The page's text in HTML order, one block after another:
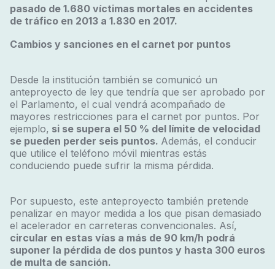
pasado de 1.680 víctimas mortales en accidentes
de tráfico en 2013 a 1.830 en 2017.
Cambios y sanciones en el carnet por puntos
Desde la institución también se comunicó un
anteproyecto de ley que tendría que ser aprobado por
el Parlamento, el cual vendrá acompañado de
mayores restricciones para el carnet por puntos. Por
ejemplo, si se supera el 50 % del límite de velocidad
se pueden perder seis puntos. Además, el conducir
que utilice el teléfono móvil mientras estás
conduciendo puede sufrir la misma pérdida.
Por supuesto, este anteproyecto también pretende
penalizar en mayor medida a los que pisan demasiado
el acelerador en carreteras convencionales. Así,
circular en estas vías a más de 90 km/h podrá
suponer la pérdida de dos puntos y hasta 300 euros
de multa de sanción.